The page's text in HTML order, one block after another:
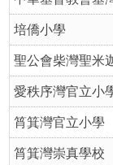
培僑小學
聖公會柴灣聖米
愛秩序灣官立小
筲箕灣官立小學
筲箕灣崇真學校